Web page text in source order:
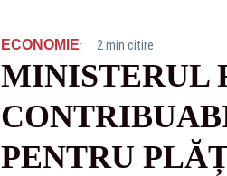
ECONOMIE· 2 min citire
MINISTERUL
PENTRU